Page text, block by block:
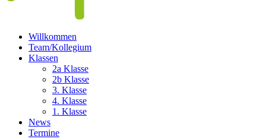
Willkommen
Team/Kollegium
Klassen
2a Klasse
2b Klasse
3. Klasse
4. Klasse
1. Klasse
News
Termine